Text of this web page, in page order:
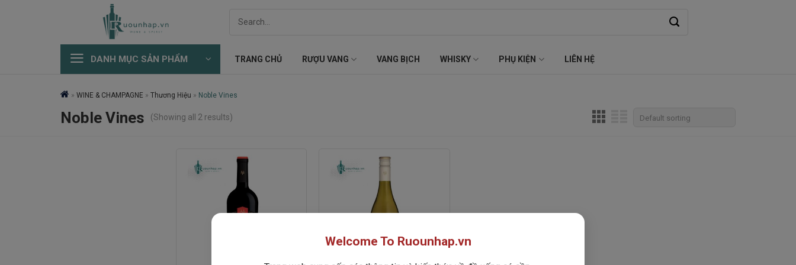
DANH MỤC SẢN PHẨM TRANG CHỦ RƯỢU VANG VANG BỊCH WHISKY PHỤ KIỆN LIÊN HỆ
» WINE & CHAMPAGNE » Thương Hiệu » Noble Vines
Noble Vines (Showing all 2 results)
Welcome To Ruounhap.vn